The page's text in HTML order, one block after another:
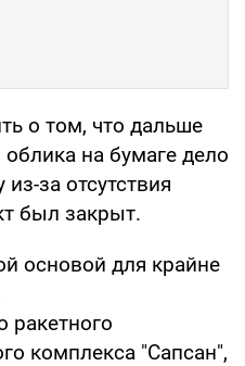
о том, что дальше
на бумаге дело
за отсутствия
был закрыт.
основой для крайне
ракетного
комплекса "Сапсан",